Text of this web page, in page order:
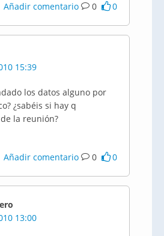
Añadir comentario 0 0
15:39
los datos alguno por
¿sabéis si hay q
la reunión?
Añadir comentario 0 0
13:00